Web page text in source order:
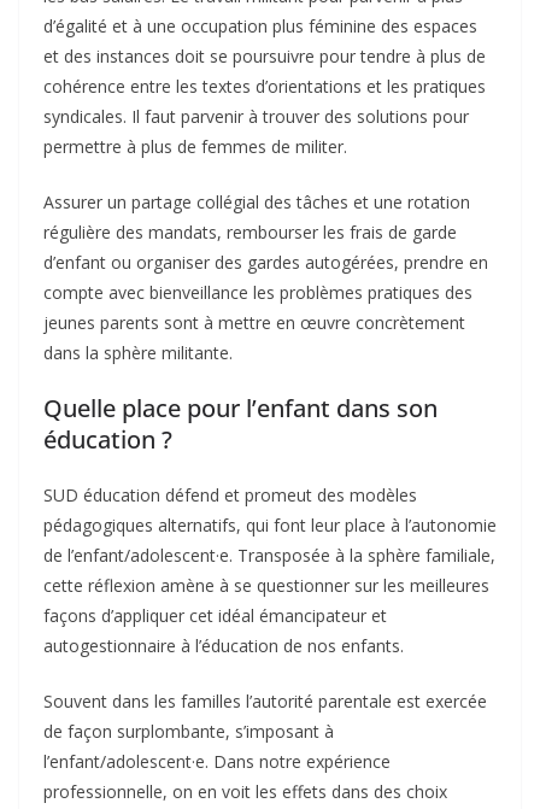
d’égalité et à une occupation plus féminine des espaces
et des instances doit se poursuivre pour tendre à plus de
cohérence entre les textes d’orientations et les pratiques
syndicales. Il faut parvenir à trouver des solutions pour
permettre à plus de femmes de militer.
Assurer un partage collégial des tâches et une rotation
régulière des mandats, rembourser les frais de garde
d’enfant ou organiser des gardes autogérées, prendre en
compte avec bienveillance les problèmes pratiques des
jeunes parents sont à mettre en œuvre concrètement
dans la sphère militante.
Quelle place pour l’enfant dans son
éducation ?
SUD éducation défend et promeut des modèles
pédagogiques alternatifs, qui font leur place à l’autonomie
de l’enfant/adolescent·e. Transposée à la sphère familiale,
cette réflexion amène à se questionner sur les meilleures
façons d’appliquer cet idéal émancipateur et
autogestionnaire à l’éducation de nos enfants.
Souvent dans les familles l’autorité parentale est exercée
de façon surplombante, s’imposant à
l’enfant/adolescent·e. Dans notre expérience
professionnelle, on en voit les effets dans des choix